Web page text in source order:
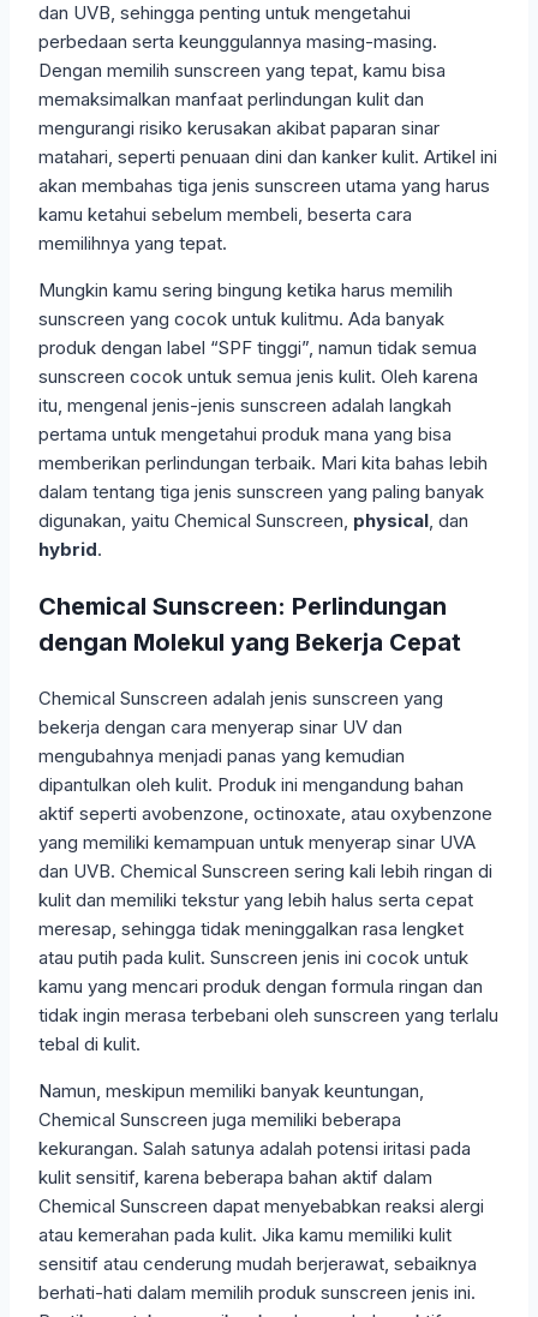
dan UVB, sehingga penting untuk mengetahui
perbedaan serta keunggulannya masing-masing.
Dengan memilih sunscreen yang tepat, kamu bisa
memaksimalkan manfaat perlindungan kulit dan
mengurangi risiko kerusakan akibat paparan sinar
matahari, seperti penuaan dini dan kanker kulit. Artikel ini
akan membahas tiga jenis sunscreen utama yang harus
kamu ketahui sebelum membeli, beserta cara
memilihnya yang tepat.
Mungkin kamu sering bingung ketika harus memilih
sunscreen yang cocok untuk kulitmu. Ada banyak
produk dengan label “SPF tinggi”, namun tidak semua
sunscreen cocok untuk semua jenis kulit. Oleh karena
itu, mengenal jenis-jenis sunscreen adalah langkah
pertama untuk mengetahui produk mana yang bisa
memberikan perlindungan terbaik. Mari kita bahas lebih
dalam tentang tiga jenis sunscreen yang paling banyak
digunakan, yaitu Chemical Sunscreen, physical, dan
hybrid.
Chemical Sunscreen: Perlindungan
dengan Molekul yang Bekerja Cepat
Chemical Sunscreen adalah jenis sunscreen yang
bekerja dengan cara menyerap sinar UV dan
mengubahnya menjadi panas yang kemudian
dipantulkan oleh kulit. Produk ini mengandung bahan
aktif seperti avobenzone, octinoxate, atau oxybenzone
yang memiliki kemampuan untuk menyerap sinar UVA
dan UVB. Chemical Sunscreen sering kali lebih ringan di
kulit dan memiliki tekstur yang lebih halus serta cepat
meresap, sehingga tidak meninggalkan rasa lengket
atau putih pada kulit. Sunscreen jenis ini cocok untuk
kamu yang mencari produk dengan formula ringan dan
tidak ingin merasa terbebani oleh sunscreen yang terlalu
tebal di kulit.
Namun, meskipun memiliki banyak keuntungan,
Chemical Sunscreen juga memiliki beberapa
kekurangan. Salah satunya adalah potensi iritasi pada
kulit sensitif, karena beberapa bahan aktif dalam
Chemical Sunscreen dapat menyebabkan reaksi alergi
atau kemerahan pada kulit. Jika kamu memiliki kulit
sensitif atau cenderung mudah berjerawat, sebaiknya
berhati-hati dalam memilih produk sunscreen jenis ini.